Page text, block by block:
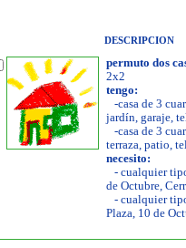
DESCRIPCION
permuto dos
2x2
tengo:
-casa de 3
jardín, garaje,
-casa de 3
terraza, patio,
necesito:
- cualquier
de Octubre,
- cualquier
Plaza, 10 de